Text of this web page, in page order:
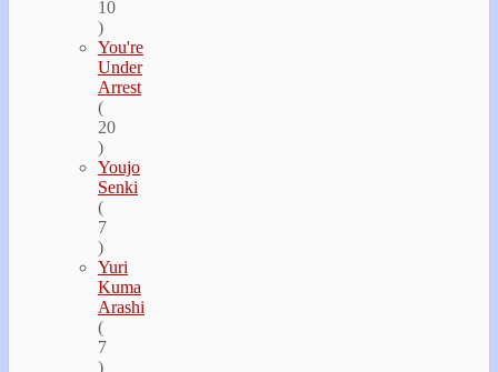
10
)
You're
Under
Arrest
(
20
)
Youjo
Senki
(
7
)
Yuri
Kuma
Arashi
(
7
)